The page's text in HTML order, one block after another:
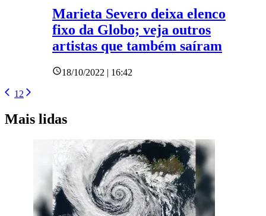
Marieta Severo deixa elenco
fixo da Globo; veja outros
artistas que também saíram
18/10/2022 | 16:42
1 2
Mais lidas